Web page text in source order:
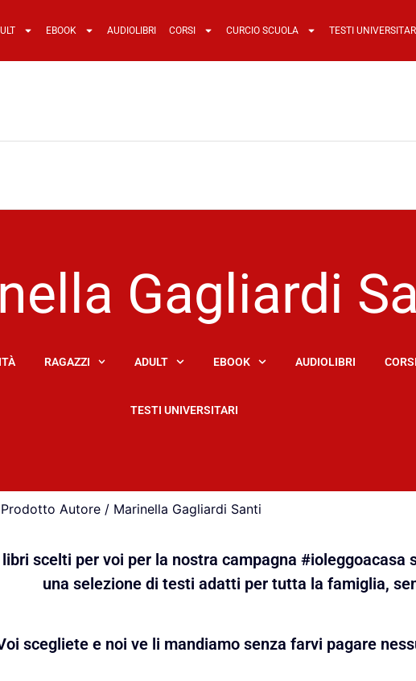
EBOOK AUDIOLIBRI CORSI CURCIO SCUOLA TESTI UNIVERSITARI
Gagliardi
RAGAZZI ADULT EBOOK AUDIOLIBRI CORSI
TESTI UNIVERSITARI
Autore / Marinella Gagliardi Santi
scelti per voi per la nostra campagna #ioleggoacasa
una selezione di testi adatti per tutta la famiglia,
scegliete e noi ve li mandiamo senza farvi pagare